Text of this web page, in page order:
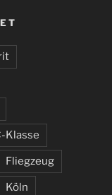
Klasse
Fliegzeug
Köln